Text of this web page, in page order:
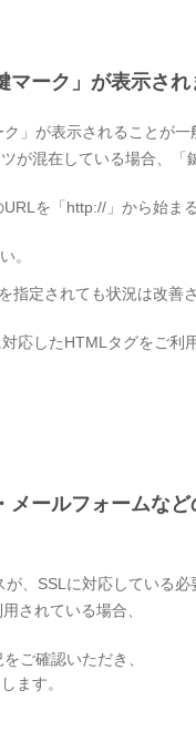
ーク」が表示され
」が表示されることが一
が混在している場合、「
を「http://」から始ま
。
指定されても状況は改善
応したHTMLタグをご利
ールフォームな
、SSLに対応している必
されている場合、
ご確認いただき、
ます。